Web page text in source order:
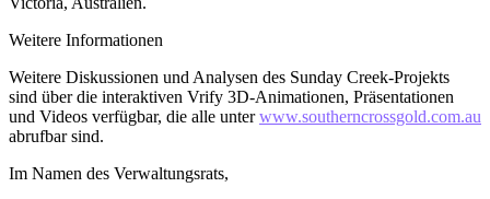
Weitere Informationen
Weitere Diskussionen und Analysen des Sunday Creek-Projekts
sind über die interaktiven Vrify 3D-Animationen, Präsentationen
und Videos verfügbar, die alle unterwww.southerncrossgold.com.au
abrufbar sind.
Im Namen des Verwaltungsrats,